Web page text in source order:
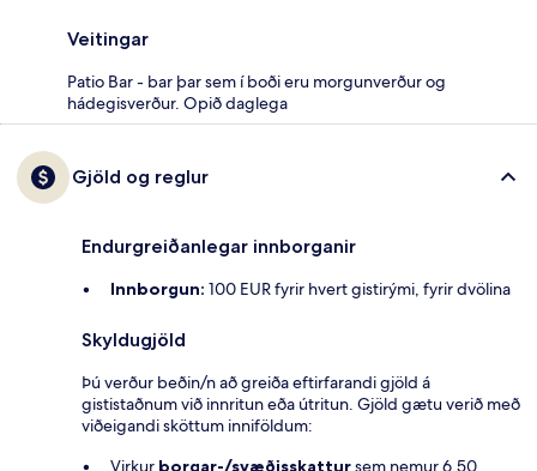
Veitingar
Patio Bar - bar þar sem í boði eru morgunverður og
hádegisverður. Opið daglega
Gjöld og reglur
Endurgreiðanlegar innborganir
Innborgun: 100 EUR fyrir hvert gistirými, fyrir dvölina
Skyldugjöld
Þú verður beðin/n að greiða eftirfarandi gjöld á
gististaðnum við innritun eða útritun. Gjöld gætu verið með
viðeigandi sköttum inniföldum:
Virkur borgar-/svæðisskattursem nemur 6.50